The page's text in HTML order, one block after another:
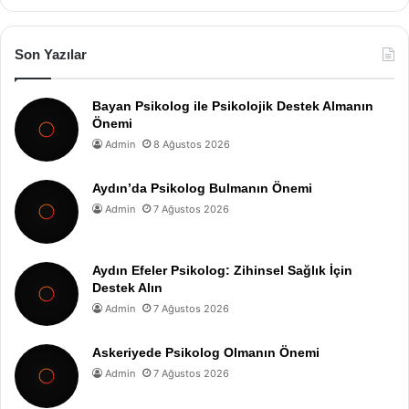
Son Yazılar
Bayan Psikolog ile Psikolojik Destek Almanın
Önemi
Admin 8 Ağustos 2026
Aydın’da Psikolog Bulmanın Önemi
Admin 7 Ağustos 2026
Aydın Efeler Psikolog: Zihinsel Sağlık İçin
Destek Alın
Admin 7 Ağustos 2026
Askeriyede Psikolog Olmanın Önemi
Admin 7 Ağustos 2026